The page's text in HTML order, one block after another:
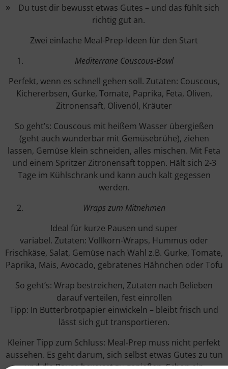
Du tust dir bewusst etwas Gutes – und das fühlt sich
richtig gut an.
Zwei einfache Meal-Prep-Ideen für den Start
Mediterrane Couscous-Bowl
Perfekt, wenn es schnell gehen soll. Zutaten: Couscous,
Kichererbsen, Gurke, Tomate, Paprika, Feta, Oliven,
Zitronensaft, Olivenöl, Kräuter
So geht’s: Couscous mit heißem Wasser übergießen
(geht auch wunderbar mit Gemüsebrühe), ziehen
lassen, Gemüse klein schneiden, alles mischen. Mit Feta
und einem Spritzer Zitronensaft toppen. Hält sich 2-3
Tage im Kühlschrank und kann auch kalt gegessen
werden.
Wraps zum Mitnehmen
Ideal für kurze Pausen und super
variabel. Zutaten: Vollkorn-Wraps, Hummus oder
Frischkäse, Salat, Gemüse nach Wahl z.B. Gurke, Tomate,
Paprika, Mais, Avocado, gebratenes Hähnchen oder Tofu
So geht’s: Wrap bestreichen, Zutaten nach Belieben
darauf verteilen, fest einrollen
Tipp: In Butterbrotpapier einwickeln – bleibt frisch und
lässt sich gut transportieren.
Kleiner Tipp zum Schluss: Meal-Prep muss nicht perfekt
aussehen. Es geht darum, sich selbst etwas Gutes zu tun